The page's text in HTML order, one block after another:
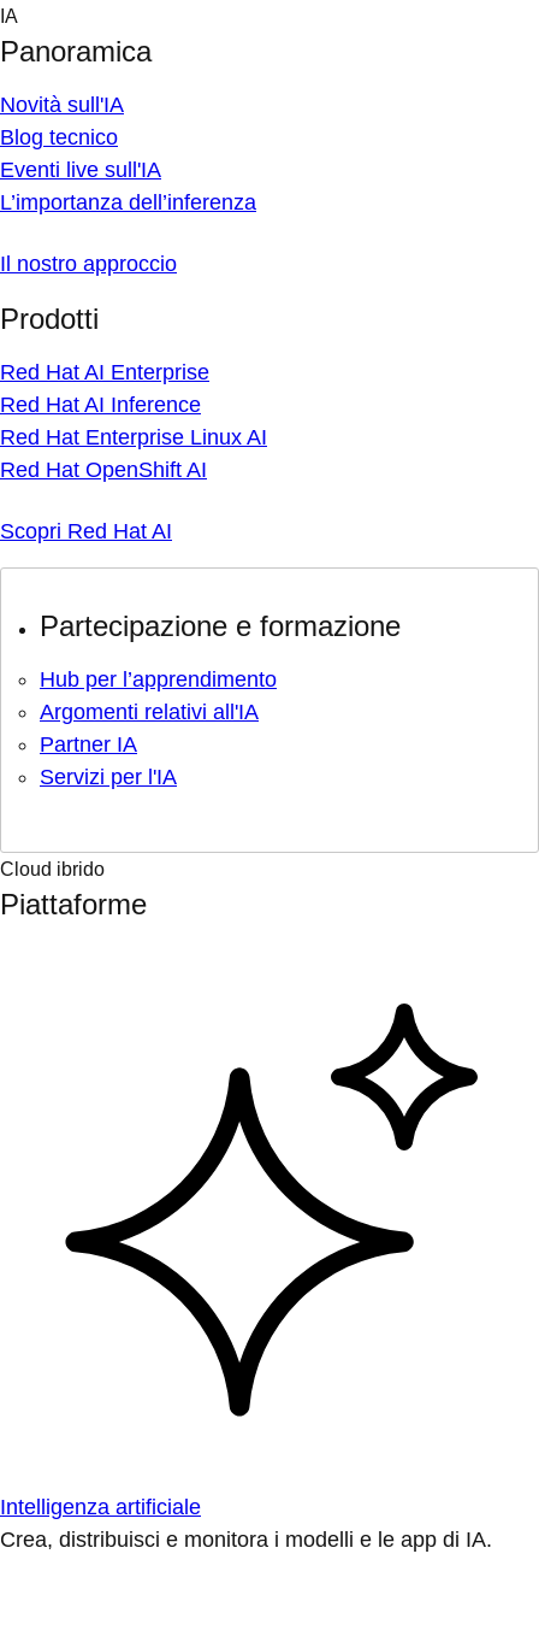
Skip
content
IA
Panoramica
Novità sull'IA
Blog tecnico
Eventi live sull'IA
L’importanza dell’inferenza
Il nostro approccio
Prodotti
Red Hat AI Enterprise
Red Hat AI Inference
Red Hat Enterprise Linux AI
Red Hat OpenShift AI
Scopri Red Hat AI
Partecipazione e formazione
Hub per l’apprendimento
Argomenti relativi all'IA
Partner IA
Servizi per l'IA
Cloud ibrido
Piattaforme
Intelligenza artificiale
Crea, distribuisci e monitora i modelli e le app di IA.